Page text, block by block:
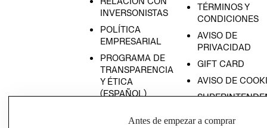
INVERSONISTAS
POLÍTICA
EMPRESARIAL
PROGRAMA DE
TRANSPARENCIA
Y ÉTICA
(ESPAÑOL)
TRANSPARENCIA
TÉRMINOS Y
CONDICIONES
AVISO DE
PRIVACIDAD
GIFT CARD
AVISO DE
COMERCIO - SIC
Antes de empezar a comprar